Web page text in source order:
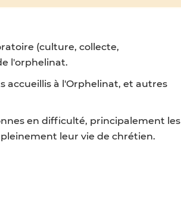
(culture, collecte,
l'orphelinat.
à l'Orphelinat, et autres
en difficulté, principalement les
leur vie de chrétien.